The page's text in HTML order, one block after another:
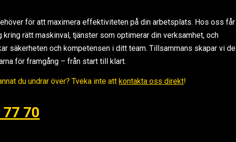
för att maximera effektiviteten på din arbetsplats. Hos oss får
kring rätt maskinval, tjänster som optimerar din verksamhet, och
säkerheten och kompetensen i ditt team. Tillsammans skapar vi de
för framgång – från start till klart.
du undrar över? Tveka inte att kontakta oss direkt!
70